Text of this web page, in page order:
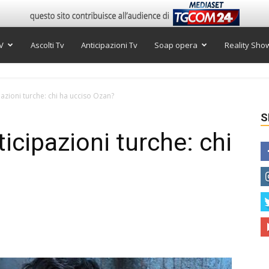
Ascolti Tv Anticipazioni Tv Soap opera Reality
turche: chi ha ucciso Ozan?
turche: chi